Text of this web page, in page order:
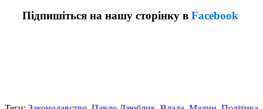
Підпишіться на нашу сторінку в Facebook